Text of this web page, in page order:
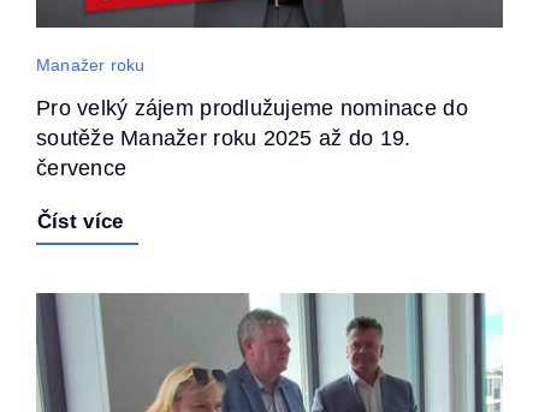
Manažer roku
Pro velký zájem prodlužujeme nominace do
soutěže Manažer roku 2025 až do 19.
července
Číst více